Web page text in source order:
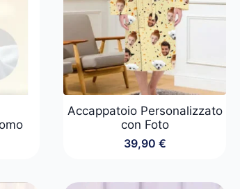
Accappatoio Personalizzato
con Foto
39,90 €